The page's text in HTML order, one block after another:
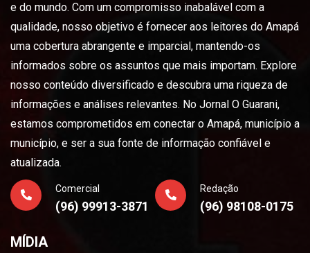
e do mundo. Com um compromisso inabalável com a
qualidade, nosso objetivo é fornecer aos leitores do Amapá
uma cobertura abrangente e imparcial, mantendo-os
informados sobre os assuntos que mais importam. Explore
nosso conteúdo diversificado e descubra uma riqueza de
informações e análises relevantes. No Jornal O Guarani,
estamos comprometidos em conectar o Amapá, município a
município, e ser a sua fonte de informação confiável e
atualizada.
Comercial
(96) 99913-3871
Redação
(96) 98108-0175
MÍDIA